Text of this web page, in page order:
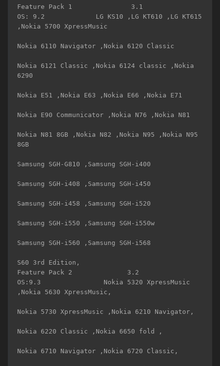
Feature Pack 1               3.1
OS: 9.2             LG KS10 ,LG KT610 ,LG KT615
,Nokia 5700 XpressMusic
Nokia 6110 Navigator ,Nokia 6120 Classic
Nokia 6121 Classic ,Nokia 6124 classic ,Nokia
6290
Nokia E51 ,Nokia E63 ,Nokia E66 ,Nokia E71
Nokia E90 Communicator ,Nokia N76 ,Nokia N81
Nokia N81 8GB ,Nokia N82 ,Nokia N95 ,Nokia N95
8GB
Samsung SGH-G810 ,Samsung SGH-i400
Samsung SGH-i408 ,Samsung SGH-i450
Samsung SGH-i458 ,Samsung SGH-i520
Samsung SGH-i550 ,Samsung SGH-i550w
Samsung SGH-i560 ,Samsung SGH-i568
S60 3rd Edition,
Feature Pack 2              3.2
OS:9.3                Nokia 5320 XpressMusic
,Nokia 5630 XpressMusic,
Nokia 5730 XpressMusic ,Nokia 6210 Navigator,
Nokia 6220 Classic ,Nokia 6650 fold ,
Nokia 6710 Navigator ,Nokia 6720 Classic,